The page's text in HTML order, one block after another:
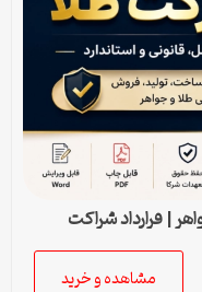
| قرارداد شراکت
مشاهده و خرید